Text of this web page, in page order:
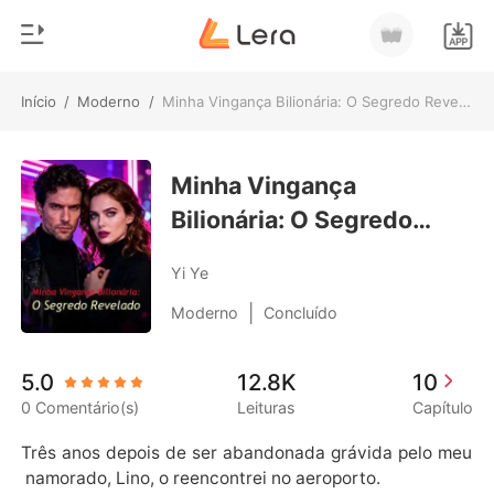
Início / Moderno / Minha Vingança Bilionária: O Segredo Revelado
0
Loja
Histórico
Sair
Baixar App
Gênero
Moderno
Lobisomem
Contos
Bilionários
Minha Vingança
Bilionária: O Segredo
Yi Ye
Moderno Concluído
5.0
0 Comentário(s)
12.8K
Leituras
10
Capítulo
Três anos depois de ser abandonada grávida pelo meu
namorado, Lino, o reencontrei no aeroporto.